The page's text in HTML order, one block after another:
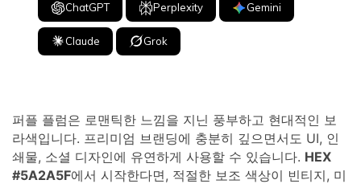
ChatGPT Perplexity Gemini
Claude Grok
퍼플 플럼은 로맨틱한 느낌을 지닌 풍부하고 현대적인 보
라색입니다. 프리미엄 브랜딩에 충분히 깊으면서도 UI, 인
쇄물, 소셜 디자인에 유연하게 사용할 수 있습니다. HEX
#5A2A5F에서 시작한다면, 적절한 보조 색상이 빈티지, 미